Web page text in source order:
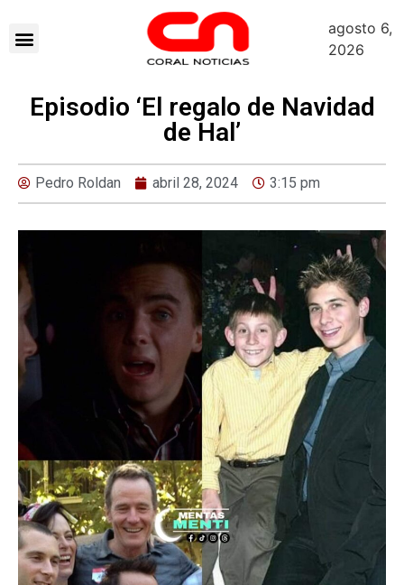
agosto 6,
2026
Episodio ‘El regalo de Navidad
de Hal’
Pedro Roldan abril 28, 2024 3:15 pm